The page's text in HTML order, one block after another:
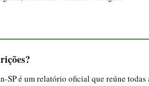
SP é um relatório oficial que reúne todas